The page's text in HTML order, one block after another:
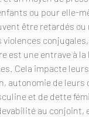
ou pour elle-
être retardés ou
violences
est une entrave à
Cela impacte
autonomie de leurs
et de dette
au conjoint,